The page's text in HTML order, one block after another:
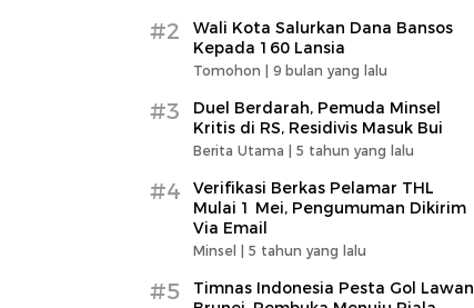
#2
Wali Kota Salurkan Dana Bansos
Kepada 160 Lansia
Tomohon | 9 bulan yang lalu
#3
Duel Berdarah, Pemuda Minsel
Kritis di RS, Residivis Masuk Bui
Berita Utama | 5 tahun yang lalu
#4
Verifikasi Berkas Pelamar THL
Mulai 1 Mei, Pengumuman Dikirim
Via Email
Minsel | 5 tahun yang lalu
#5
Timnas Indonesia Pesta Gol Lawan